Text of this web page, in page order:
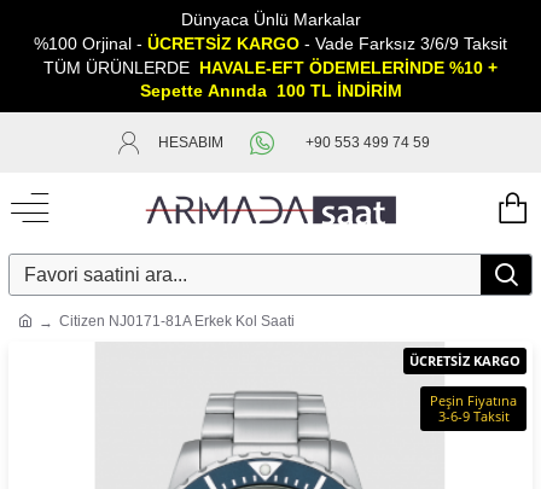
Dünyaca Ünlü Markalar
%100 Orjinal - ÜCRETSİZ KARGO - Vade Farksız 3/6/9 Taksit
TÜM ÜRÜNLERDE HAVALE-EFT ÖDEMELERİNDE %10 +
Sepette Anında 100 TL İNDİRİM
HESABIM +90 553 499 74 59
Citizen NJ0171-81A Erkek Kol Saati
ÜCRETSİZ KARGO
Peşin Fiyatına
3-6-9 Taksit